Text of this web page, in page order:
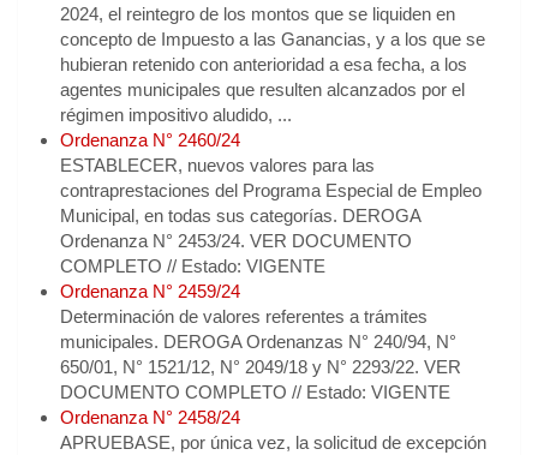
2024, el reintegro de los montos que se liquiden en
concepto de Impuesto a las Ganancias, y a los que se
hubieran retenido con anterioridad a esa fecha, a los
agentes municipales que resulten alcanzados por el
régimen impositivo aludido, ...
Ordenanza N° 2460/24
ESTABLECER, nuevos valores para las
contraprestaciones del Programa Especial de Empleo
Municipal, en todas sus categorías. DEROGA
Ordenanza N° 2453/24. VER DOCUMENTO
COMPLETO // Estado: VIGENTE
Ordenanza N° 2459/24
Determinación de valores referentes a trámites
municipales. DEROGA Ordenanzas N° 240/94, N°
650/01, N° 1521/12, N° 2049/18 y N° 2293/22. VER
DOCUMENTO COMPLETO // Estado: VIGENTE
Ordenanza N° 2458/24
APRUEBASE, por única vez, la solicitud de excepción